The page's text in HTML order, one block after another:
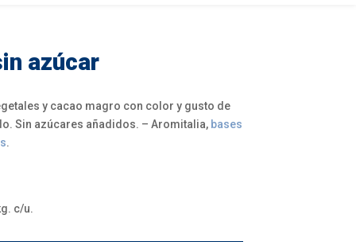
azúcar
y cacao magro con color y gusto de
Sin azúcares añadidos. – Aromitalia, bases
.
c/u.